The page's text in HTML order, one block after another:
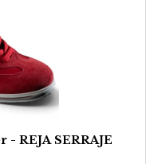
REJA SERRAJE